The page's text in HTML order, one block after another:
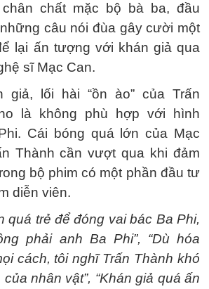
chất mặc bộ bà ba, đầu
câu nói đùa gây cười một
lại ấn tượng với khán giả qua
sĩ Mạc Can.
giả, lối hài “ồn ào” của Trấn
là không phù hợp với hình
Cái bóng quá lớn của Mạc
Thành cần vượt qua khi đảm
bộ phim có một phần đầu tư
diễn viên.
quá trẻ để đóng vai bác Ba Phi,
phải anh Ba Phi”, “Dù hóa
cách, tôi nghĩ Trấn Thành khó
nhân vật”, “Khán giả quá ấn